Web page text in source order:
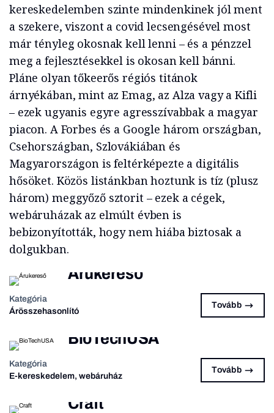
kereskedelemben szinte mindenkinek jól ment
a szekere, viszont a covid lecsengésével most
már tényleg okosnak kell lenni – és a pénzzel
meg a fejlesztésekkel is okosan kell bánni.
Pláne olyan tőkeerős régiós titánok
árnyékában, mint az Emag, az Alza vagy a Kifli
– ezek ugyanis egyre agresszívabbak a magyar
piacon. A Forbes és a Google három országban,
Csehországban, Szlovákiában és
Magyarországon is feltérképezte a digitális
hősöket. Közös listánkban hoztunk is tíz (plusz
három) meggyőző sztorit – ezek a cégek,
webáruházak az elmúlt évben is
bebizonyították, hogy nem hiába biztosak a
dolgukban.
Árukereső
Kategória
Árösszehasonlító
Tovább
BioTechUSA
Kategória
E-kereskedelem, webáruház
Tovább
Craft